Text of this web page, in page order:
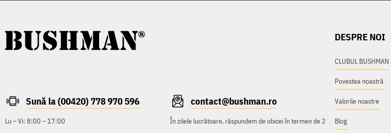
Sună la (00420) 778 970 596
Lu – Vi: 8:00 – 17:00
contact@bushman.ro
În zilele lucrătoare, răspundem de obicei în termen de 2
DESPRE NOI
CLUBUL BUSHMAN
Povestea noastră
Valorile noastre
Blog